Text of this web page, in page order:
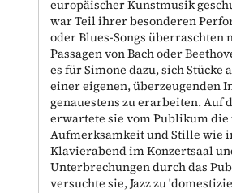
europäischer Kunstmusik
war Teil ihrer besonderen
oder Blues-Songs überraschten
Passagen von Bach oder
es für Simone dazu, sich Stücke
einer eigenen, überzeugenden
genauestens zu erarbeiten. Auf
erwartete sie vom Publikum
Aufmerksamkeit und Stille wie
Klavierabend im Konzertsaal
Unterbrechungen durch das
versuchte sie, Jazz zu